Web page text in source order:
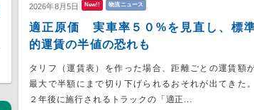
2026年8月5日 New!! 物流ニュース
適正原価 実車率５０%を見直し、標
的運賃の半値の恐れも
タリフ（運賃表）を作った場合、距離ごとの運賃額
最大で半額にまで切り下げられるおそれが出てきた。
２年後に施行されるトラックの「適正...